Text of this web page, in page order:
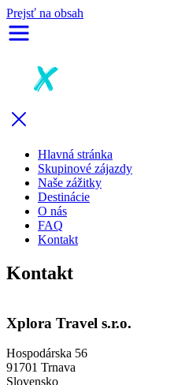
Prejsť na obsah
Hlavná stránka
Skupinové zájazdy
Naše zážitky
Destinácie
O nás
FAQ
Kontakt
Kontakt
Xplora Travel s.r.o.
Hospodárska 56
91701 Trnava
Slovensko